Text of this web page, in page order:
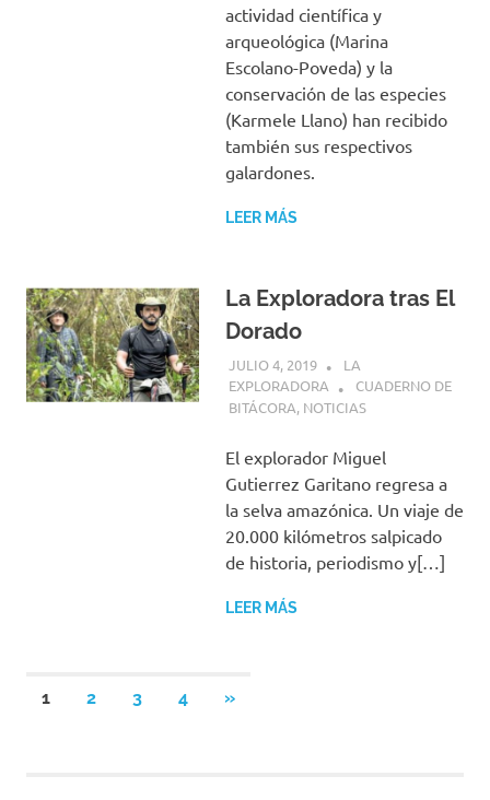
actividad científica y
arqueológica (Marina
Escolano-Poveda) y la
conservación de las especies
(Karmele Llano) han recibido
también sus respectivos
galardones.
LEER MÁS
La Exploradora tras El
Dorado
JULIO 4, 2019
LA
EXPLORADORA
CUADERNO DE
BITÁCORA, NOTICIAS
El explorador Miguel
Gutierrez Garitano regresa a
la selva amazónica. Un viaje de
20.000 kilómetros salpicado
de historia, periodismo y[…]
LEER MÁS
Paginación
1 2 3 4
SIGUIENTES
»